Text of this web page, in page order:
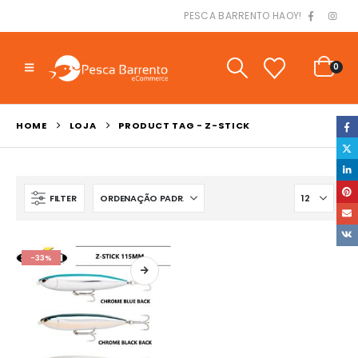
PESCA BARRENTO HAOY!
0
HOME LOJA PRODUCT TAG - Z-STICK
FILTER
-33%